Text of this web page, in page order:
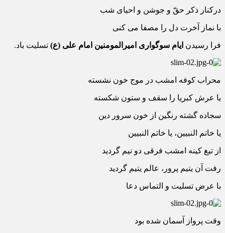
درکنار ذکر حقّ و جوشن و احیای شب
با نماز آخرت دل را مصفا می کنی
فرا رسیدن ایام سوگواری امیرالمومنین امام علی (ع) تسلیت باد.
محراب کوفه امشب در موج خون نشسته
یا عرش کبریا را سقف و ستون شکسته
سجاده گشته رنگین از خون سرور دین
یا خاتم النبیین، یا خاتم النبیین
از تیغ کینه امشب فرقی دو نیم گردید
رفت آن یتیم پرور، عالم یتیم گردید
با عرض تسلیت و التماس دعا
وقت پرواز آسمان شده بود